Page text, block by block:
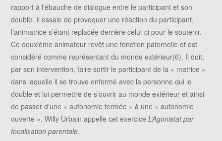
rapport à l’ébauche de dialogue entre le participant et son
double. Il essaie de provoquer une réaction du participant,
l’animatrice s’étant replacée derrière celui-ci pour le soutenir.
Ce deuxième animateur revêt une fonction paternelle et est
considéré comme représentant du monde extérieur(6). Il doit,
par son intervention, faire sortir le participant de la « matrice »
dans laquelle il se trouve enfermé avec la personne qui le
double et lui permettre de s’ouvrir au monde extérieur et ainsi
de passer d’une « autonomie fermée » à une « autonomie
ouverte ». Willy Urbain appelle cet exerciceL’Agonistat par
focalisation parentale.